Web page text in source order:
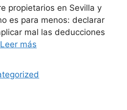
propietarios en Sevilla y
es para menos: declarar
mal las deducciones
Leer más